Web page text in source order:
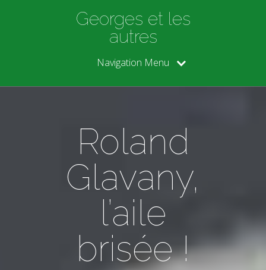
Georges et les
autres
Navigation Menu
Roland
Glavany,
l’aile
brisée !